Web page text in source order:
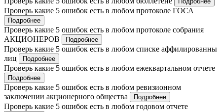
Проверь какие 5 ошибок есть в любом протоколе ГОСА
Подробнее
Проверь какие 5 ошибок есть в любом протоколе собрания
АКЦИОНЕРОВ
Подробнее
Проверь какие 5 ошибок есть в любом списке аффилированны
лиц
Подробнее
Проверь какие 5 ошибок есть в любом ежеквартальном отчете
Подробнее
Проверь какие 5 ошибок есть в любом ревизионном
заключении акционерного общества
Подробнее
Проверь какие 5 ошибок есть в любом годовом отчете